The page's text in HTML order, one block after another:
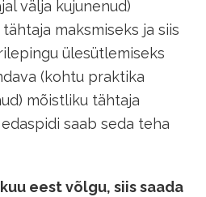
välja kujunenud)
maksmiseks ja siis
ülesütlemiseks
(kohtu praktika
mõistliku tähtaja
saab seda teha
eest võlgu, siis saada